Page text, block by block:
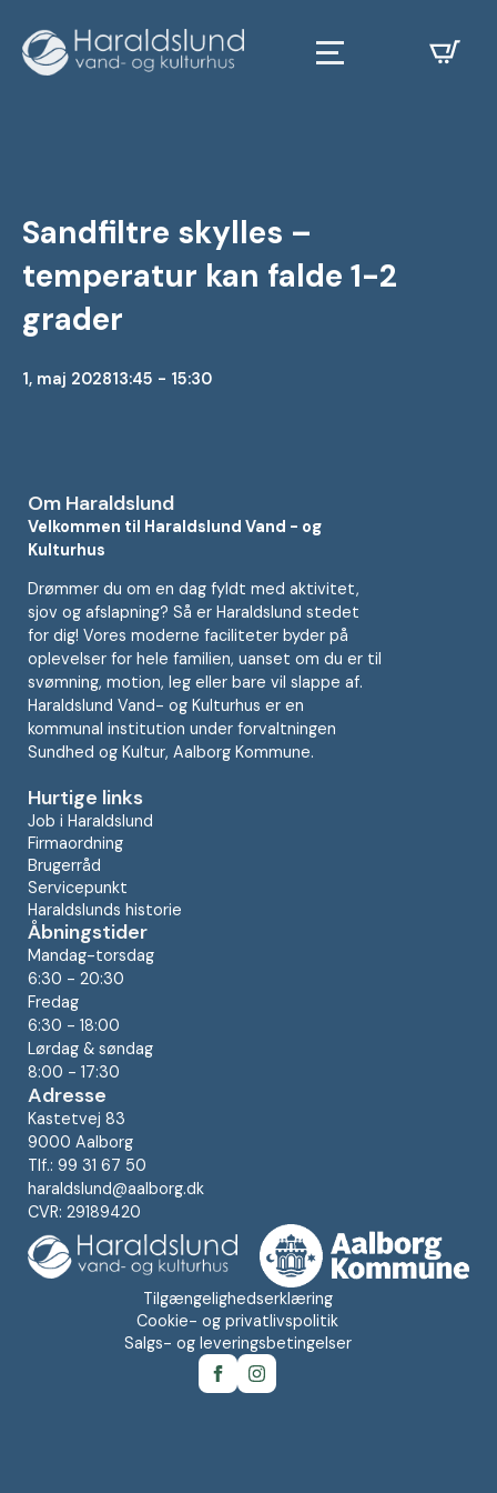
Sandfiltre skylles –
temperatur kan falde 1-2
grader
1, maj 202813:45 - 15:30
Om Haraldslund
Velkommen til Haraldslund Vand - og
Kulturhus
Drømmer du om en dag fyldt med aktivitet,
sjov og afslapning? Så er Haraldslund stedet
for dig! Vores moderne faciliteter byder på
oplevelser for hele familien, uanset om du er til
svømning, motion, leg eller bare vil slappe af.
Haraldslund Vand- og Kulturhus er en
kommunal institution under forvaltningen
Sundhed og Kultur, Aalborg Kommune.
Hurtige links
Job i Haraldslund
Firmaordning
Brugerråd
Servicepunkt
Haraldslunds historie
Åbningstider
Mandag-torsdag
6:30 - 20:30
Fredag
6:30 - 18:00
Lørdag & søndag
8:00 - 17:30
Adresse
Kastetvej 83
9000 Aalborg
Tlf.: 99 31 67 50
haraldslund@aalborg.dk
CVR: 29189420
Tilgængelighedserklæring
Cookie- og privatlivspolitik
Salgs- og leveringsbetingelser